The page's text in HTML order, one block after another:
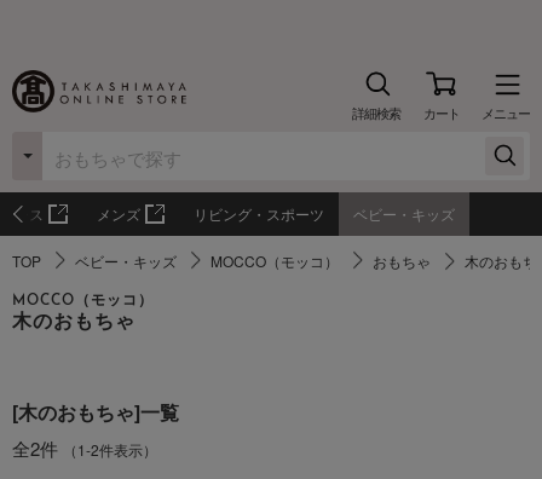
詳細検索 カート メニュー
ース メンズ リビング・スポーツ ベビー・キッズ
TOP ベビー・キッズ MOCCO（モッコ） おもちゃ 木のおもち
MOCCO（モッコ）
木のおもちゃ
[木のおもちゃ]一覧
全2件 （1-2件表示）